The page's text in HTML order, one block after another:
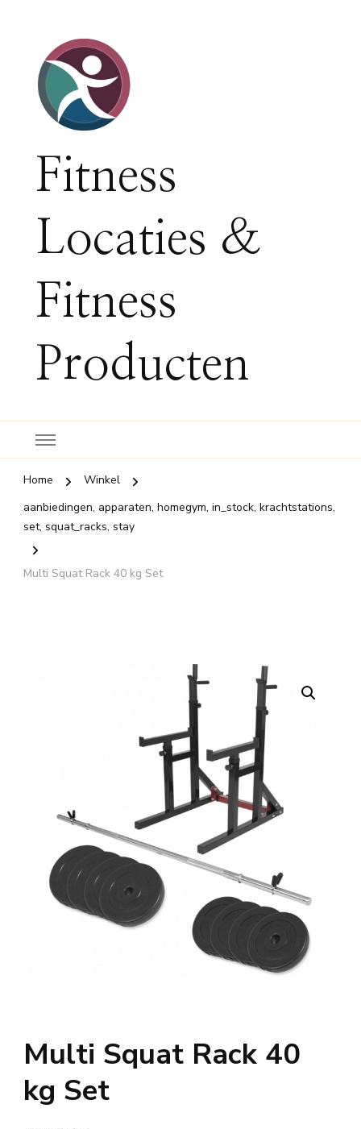
Fitness
Locaties &
Fitness
Producten
Home
Winkel
aanbiedingen, apparaten, homegym, in_stock, krachtstations,
set, squat_racks, stay
Multi Squat Rack 40 kg Set
Multi Squat Rack 40
kg Set